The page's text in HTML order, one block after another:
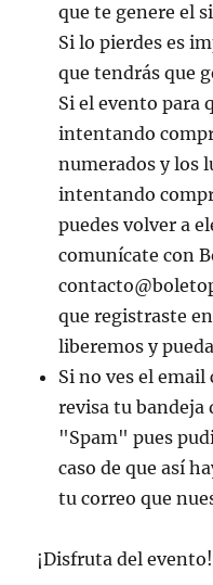
que te genere el
Si lo pierdes es
que tendrás que
Si el evento para
intentando
numerados y los
intentando
puedes volver a
comunícate con
que registraste
liberemos y
Si no ves el
revisa tu bandeja
"Spam" pues
caso de que así
tu correo que
¡Disfruta del